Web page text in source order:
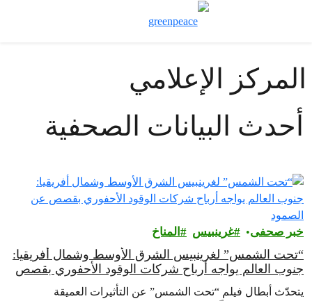
المركز الإعلامي
أحدث البيانات الصحفية
خبر صحفى غرينبيس‎ المناخ
“تحت الشمس” لغرينبيس الشرق الأوسط وشمال أفريقيا:
جنوب العالم يواجه أرباح شركات الوقود الأحفوري بقصص
عن الصمود
يتحدّث أبطال فيلم “تحت الشمس” عن التأثيرات العميقة